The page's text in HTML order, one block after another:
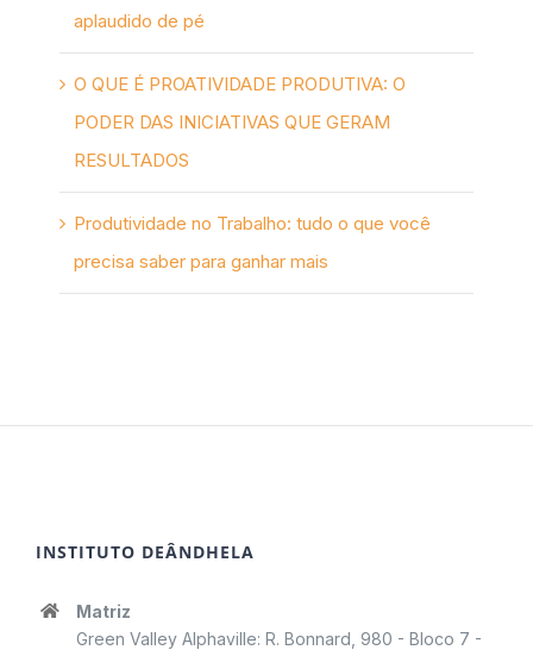
aplaudido de pé
O QUE É PROATIVIDADE PRODUTIVA: O
PODER DAS INICIATIVAS QUE GERAM
RESULTADOS
Produtividade no Trabalho: tudo o que você
precisa saber para ganhar mais
INSTITUTO DEÂNDHELA
Matriz
Green Valley Alphaville: R. Bonnard, 980 - Bloco 7 -